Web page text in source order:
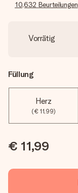
10,632 Beurteilungen
Vorrätig
Füllung
Herz
(€ 11,99)
€ 11,99